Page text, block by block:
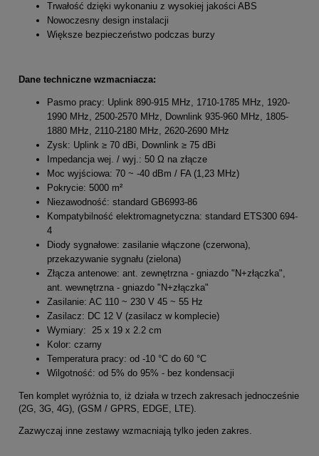
Trwałość dzięki wykonaniu z wysokiej jakości ABS
Nowoczesny design instalacji
Większe bezpieczeństwo podczas burzy
Dane techniczne wzmacniacza:
Pasmo pracy: Uplink 890-915 MHz, 1710-1785 MHz, 1920-
1990 MHz, 2500-2570 MHz, Downlink 935-960 MHz, 1805-
1880 MHz, 2110-2180 MHz, 2620-2690 MHz
Zysk: Uplink ≥ 70 dBi, Downlink ≥ 75 dBi
Impedancja wej. / wyj.: 50 Ω na złącze
Moc wyjściowa: 70 ~ -40 dBm / FA (1,23 MHz)
Pokrycie: 5000 m²
Niezawodność: standard GB6993-86
Kompatybilność elektromagnetyczna: standard ETS300 694-
4
Diody sygnałowe: zasilanie włączone (czerwona),
przekazywanie sygnału (zielona)
Złącza antenowe: ant. zewnętrzna - gniazdo "N+złączka",
ant. wewnętrzna - gniazdo "N+złączka"
Zasilanie: AC 110 ~ 230 V 45 ~ 55 Hz
Zasilacz: DC 12 V (zasilacz w komplecie)
Wymiary: 25 x 19 x 2.2 cm
Kolor: czarny
Temperatura pracy: od -10 °C do 60 °C
Wilgotność: od 5% do 95% - bez kondensacji
Ten komplet wyróżnia to, iż działa w trzech zakresach jednocześnie
(2G, 3G, 4G), (GSM / GPRS, EDGE, LTE).
Zazwyczaj inne zestawy wzmacniają tylko jeden zakres.